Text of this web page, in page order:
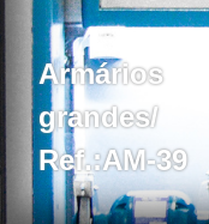
Armários
grandes/
Ref.:AM-39